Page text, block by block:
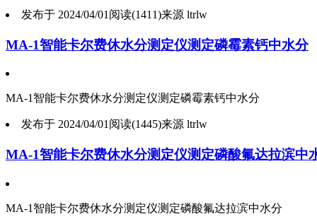
发布于 2024/04/01 阅读(1411)来源 ltrlw
MA-1智能卡尔费休水分测定仪测定磷霉素钙中水分
MA-1智能卡尔费休水分测定仪测定磷霉素钙中水分
发布于 2024/04/01 阅读(1445)来源 ltrlw
MA-1智能卡尔费休水分测定仪测定磷酸氟达拉滨中
MA-1智能卡尔费休水分测定仪测定磷酸氟达拉滨中水分